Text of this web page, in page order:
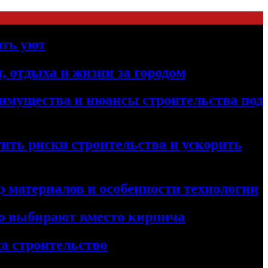
уют
отдыха и жизни за городом
и нюансы строительства под
риски строительства и ускорить
и особенности технологии
выбирают вместо кирпича
строительство